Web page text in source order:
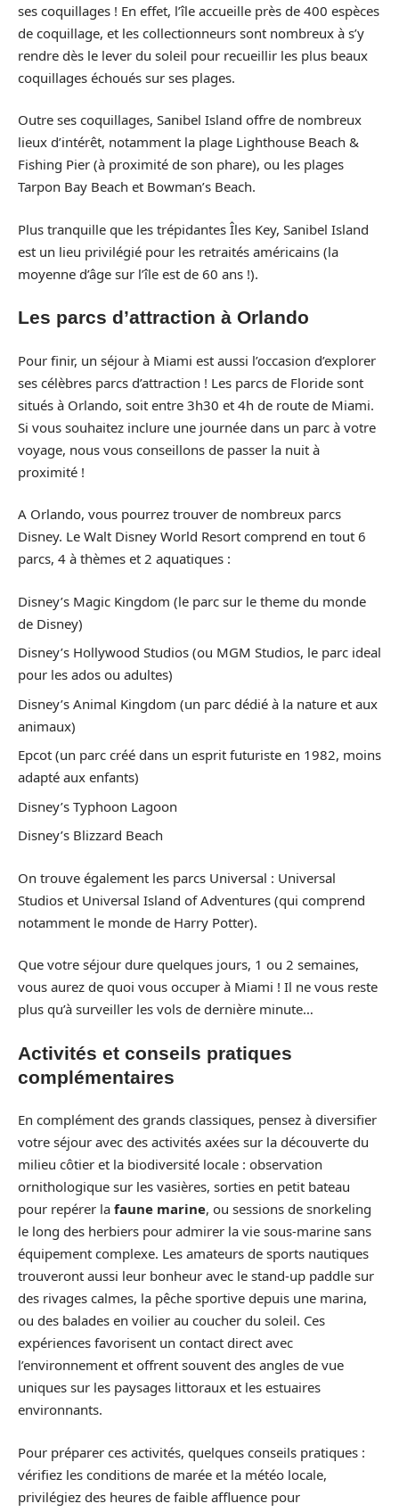
ses coquillages ! En effet, l’île accueille près de 400 espèces
de coquillage, et les collectionneurs sont nombreux à s’y
rendre dès le lever du soleil pour recueillir les plus beaux
coquillages échoués sur ses plages.
Outre ses coquillages, Sanibel Island offre de nombreux
lieux d’intérêt, notamment la plage Lighthouse Beach &
Fishing Pier (à proximité de son phare), ou les plages
Tarpon Bay Beach et Bowman’s Beach.
Plus tranquille que les trépidantes Îles Key, Sanibel Island
est un lieu privilégié pour les retraités américains (la
moyenne d’âge sur l’île est de 60 ans !).
Les parcs d’attraction à Orlando
Pour finir, un séjour à Miami est aussi l’occasion d’explorer
ses célèbres parcs d’attraction ! Les parcs de Floride sont
situés à Orlando, soit entre 3h30 et 4h de route de Miami.
Si vous souhaitez inclure une journée dans un parc à votre
voyage, nous vous conseillons de passer la nuit à
proximité !
A Orlando, vous pourrez trouver de nombreux parcs
Disney. Le Walt Disney World Resort comprend en tout 6
parcs, 4 à thèmes et 2 aquatiques :
Disney’s Magic Kingdom (le parc sur le theme du monde
de Disney)
Disney’s Hollywood Studios (ou MGM Studios, le parc ideal
pour les ados ou adultes)
Disney’s Animal Kingdom (un parc dédié à la nature et aux
animaux)
Epcot (un parc créé dans un esprit futuriste en 1982, moins
adapté aux enfants)
Disney’s Typhoon Lagoon
Disney’s Blizzard Beach
On trouve également les parcs Universal : Universal
Studios et Universal Island of Adventures (qui comprend
notamment le monde de Harry Potter).
Que votre séjour dure quelques jours, 1 ou 2 semaines,
vous aurez de quoi vous occuper à Miami ! Il ne vous reste
plus qu’à surveiller les vols de dernière minute…
Activités et conseils pratiques
complémentaires
En complément des grands classiques, pensez à diversifier
votre séjour avec des activités axées sur la découverte du
milieu côtier et la biodiversité locale : observation
ornithologique sur les vasières, sorties en petit bateau
pour repérer la faune marine, ou sessions de snorkeling
le long des herbiers pour admirer la vie sous-marine sans
équipement complexe. Les amateurs de sports nautiques
trouveront aussi leur bonheur avec le stand-up paddle sur
des rivages calmes, la pêche sportive depuis une marina,
ou des balades en voilier au coucher du soleil. Ces
expériences favorisent un contact direct avec
l’environnement et offrent souvent des angles de vue
uniques sur les paysages littoraux et les estuaires
environnants.
Pour préparer ces activités, quelques conseils pratiques :
vérifiez les conditions de marée et la météo locale,
privilégiez des heures de faible affluence pour